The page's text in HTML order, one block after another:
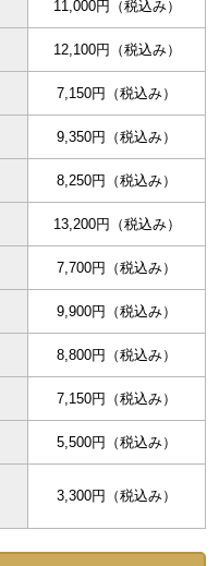
11,000円（税込み）
12,100円（税込み）
7,150円（税込み）
9,350円（税込み）
8,250円（税込み）
13,200円（税込み）
7,700円（税込み）
9,900円（税込み）
8,800円（税込み）
7,150円（税込み）
5,500円（税込み）
3,300円（税込み）